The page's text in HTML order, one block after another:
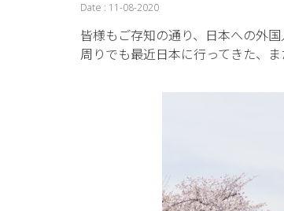
Date : 11-08-2020
皆様もご存知の通り、日本への外
周りでも最近日本に行ってきた、